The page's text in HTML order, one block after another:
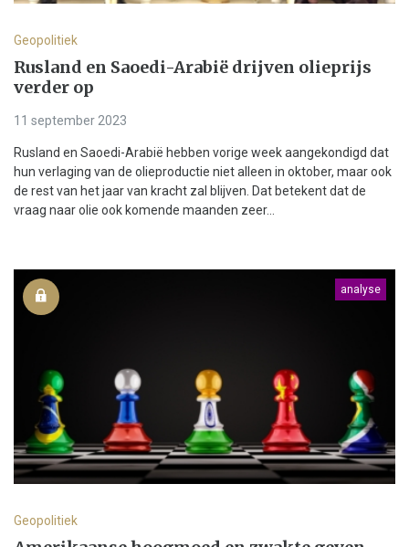
Geopolitiek
Rusland en Saoedi-Arabië drijven olieprijs
verder op
11 september 2023
Rusland en Saoedi-Arabië hebben vorige week aangekondigd dat
hun verlaging van de olieproductie niet alleen in oktober, maar ook
de rest van het jaar van kracht zal blijven. Dat betekent dat de
vraag naar olie ook komende maanden zeer...
analyse
Geopolitiek